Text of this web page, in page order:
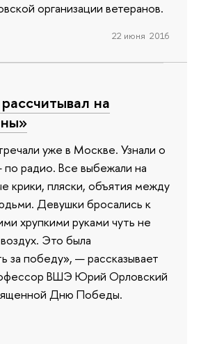
организации ветеранов.
22 июня 2016
на
уже в Москве. Узнали о
по радио. Все выбежали на
крики, пляски, объятия между
Девушки бросались к
хрупкими руками чуть не
Это была
за победу», — рассказывает
ВШЭ Юрий Орловский
Дню Победы.